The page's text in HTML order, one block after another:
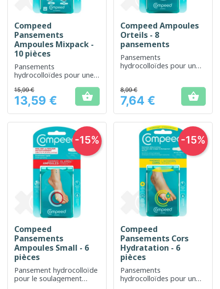
Compeed
Pansements
Ampoules Mixpack -
10 pièces
Pansements
hydrocolloïdes pour une
rapide des ampoules
Prix
15,99 €
13,59 € 
Compeed Ampoules
Orteils - 8
pansements
Pansements
hydrocolloïdes pour un
Prix
8,99 €
7,64 € 
Compeed
Pansements
Ampoules Small - 6
pièces
Pansement hydrocolloïde
pour le soulagement
-15%
Compeed
Pansements Cors
Hydratation - 6
pièces
Pansements
hydrocolloïdes pour un
-15%